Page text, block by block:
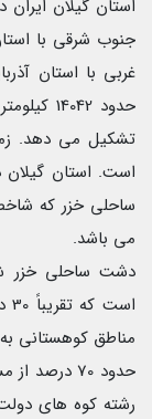
استان گیلان
جنوب شرقی با
غربی با استان
حدود
تشکیل می دهد.
است. استان
ساحلی خزر که
می باشد.
دشت ساحلی خزر
مناطق کوهستانی
حدود 70
رشته کوه های